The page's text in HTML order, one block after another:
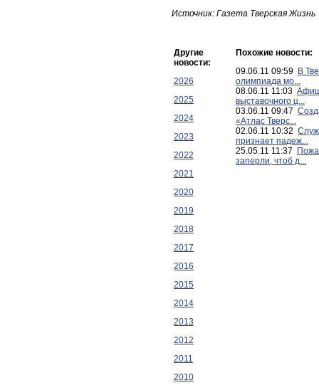
Источник: Газета Тверская Жизнь
Другие
новости:
2026
2025
2024
2023
2022
2021
2020
2019
2018
2017
2016
2015
2014
2013
2012
2011
2010
Похожие новости:
09.06.11 09:59 В
олимпиада мо...
08.06.11 11:03
выставочного ц...
03.06.11 09:47
«Атлас Тверс...
02.06.11 10:32
признает падеж...
25.05.11 11:37
заперли, чтоб д...